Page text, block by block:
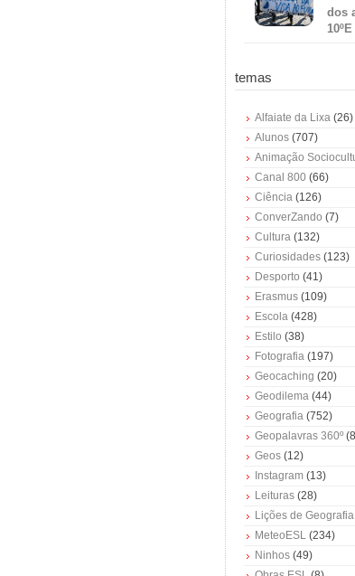
dos
temas
Alfaiate da Lixa (26)
Alunos (707)
Animação
Canal 800 (66)
Ciência (126)
ConverZando (7)
Cultura (132)
Curiosidades (123)
Desporto (41)
Erasmus (109)
Escola (428)
Estilo (38)
Fotografia (197)
Geocaching (20)
Geodilema (44)
Geografia (752)
Geopalavras 360º
Geos (12)
Instagram (13)
Leituras (28)
Lições de Geografia
MeteoESL (234)
Ninhos (49)